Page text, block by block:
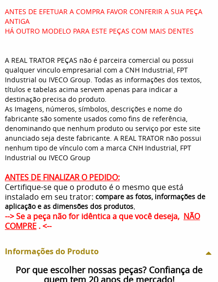
ANTES DE EFETUAR A COMPRA FAVOR CONFERIR A SUA PEÇA
ANTIGA
HÁ OUTRO MODELO PARA ESTE PEÇAS COM MAIS DENTES
A REAL TRATOR PEÇAS não é parceira comercial ou possui
qualquer vinculo empresarial com a CNH Industrial, FPT
Industrial ou IVECO Group. Todas as informações dos textos,
títulos e tabelas acima servem apenas para indicar a
destinação precisa do produto.
As Imagens, números, símbolos, descrições e nome do
fabricante são somente usados como fins de referência,
denominando que nenhum produto ou serviço por este site
anunciado seja deste fabricante. A REAL TRATOR não possui
nenhum tipo de vínculo com a marca CNH Industrial, FPT
Industrial ou IVECO Group
ANTES DE FINALIZAR O PEDIDO:
Certifique-se que o produto é o mesmo que está
instalado em seu trator: compare as fotos, informações de
aplicação e as dimensões dos produtos.
--> Se a peça não for idêntica a que você deseja, NÃO
COMPRE . <--
Informações do Produto
Por que escolher nossas peças? Confiança de
quem tem 20 anos de mercado!